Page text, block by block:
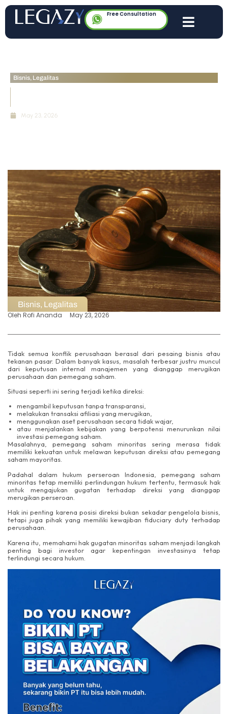
Free Consultation
Bisnis, Legalitas
May 23, 2026
Bisnis, Legalitas
Oleh Rofi Ananda May 23, 2026
Tidak semua konflik perusahaan berasal dari pesaing bisnis atau
tekanan pasar. Dalam banyak kasus, masalah terbesar justru muncul
dari keputusan internal manajemen yang dianggap merugikan
perusahaan dan pemegang saham.
Situasi seperti ini sering terjadi ketika direksi:
mengambil keputusan tanpa transparansi,
melakukan transaksi afiliasi yang merugikan,
menggunakan aset perusahaan secara tidak wajar,
atau menjalankan kebijakan yang berpotensi menurunkan nilai
investasi pemegang saham.
Masalahnya, pemegang saham minoritas sering merasa tidak
memiliki kekuatan untuk melawan keputusan direksi atau pemegang
saham mayoritas.
Padahal dalam hukum perseroan Indonesia, pemegang saham
minoritas tetap memiliki perlindungan hukum tertentu, termasuk hak
untuk mengajukan gugatan terhadap direksi yang dianggap
merugikan perseroan.
Hak ini penting karena posisi direksi bukan sekadar pengelola bisnis,
tetapi juga pihak yang memiliki kewajiban fiduciary duty terhadap
perusahaan.
Karena itu, memahami hak gugatan minoritas saham menjadi langkah
penting bagi investor agar kepentingan investasinya tetap
terlindungi secara hukum.